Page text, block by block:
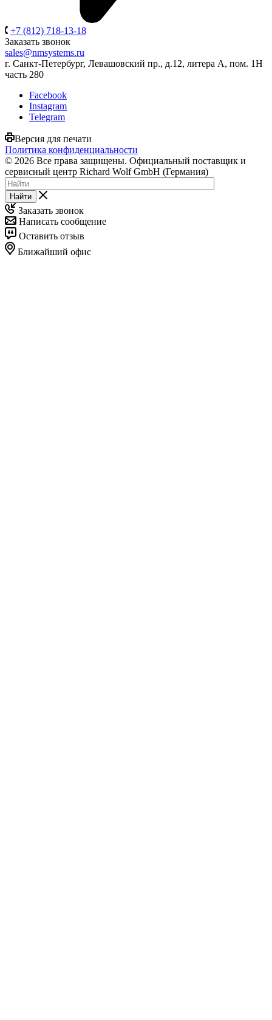
+7 (812) 718-13-18
Заказать звонок
sales@nmsystems.ru
г. Санкт-Петербург, Левашовский пр., д.12, литера А, пом. 1Н
часть 280
Facebook
Instagram
Telegram
Версия для печати
Политика конфиденциальности
© 2026 Все права защищены. Официальный поставщик и
сервисный центр Richard Wolf GmbH (Германия)
Найти
Заказать звонок
Написать сообщение
Оставить отзыв
Ближайший офис